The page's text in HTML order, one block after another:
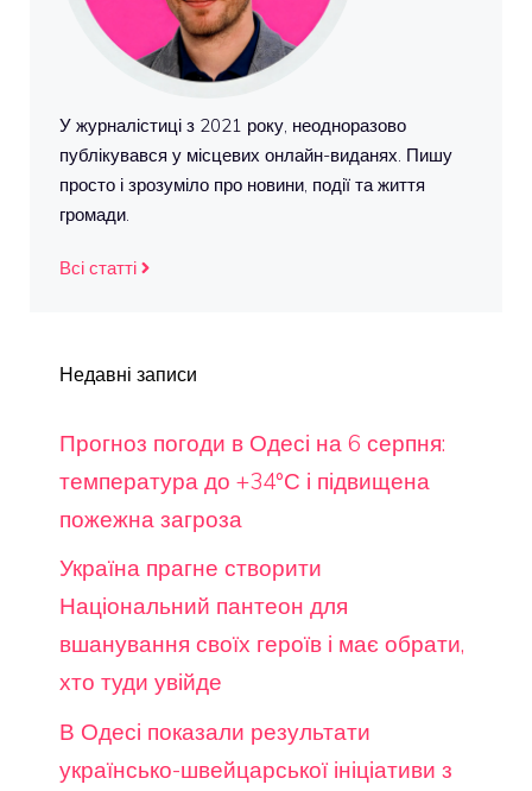
У журналістиці з 2021 року, неодноразово
публікувався у місцевих онлайн-виданях. Пишу
просто і зрозуміло про новини, події та життя
громади.
Всі статті
Недавні записи
Прогноз погоди в Одесі на 6 серпня:
температура до +34°С і підвищена
пожежна загроза
Україна прагне створити
Національний пантеон для
вшанування своїх героїв і має обрати,
хто туди увійде
В Одесі показали результати
українсько-швейцарської ініціативи з